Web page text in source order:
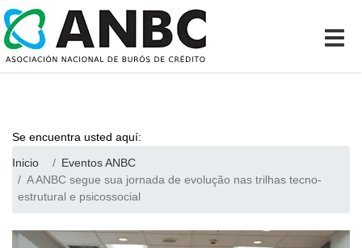
Se encuentra usted aquí:
Inicio
Eventos ANBC
A ANBC segue sua jornada de evolução nas trilhas tecno-
estrutural e psicossocial